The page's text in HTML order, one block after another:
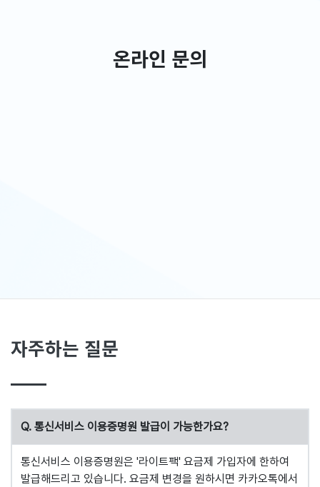
온라인 문의
자주하는 질문
Q. 통신서비스 이용증명원 발급이 가능한가요?
통신서비스 이용증명원은 '라이트팩' 요금제 가입자에 한하여
발급해드리고 있습니다. 요금제 변경을 원하시면 카카오톡에서